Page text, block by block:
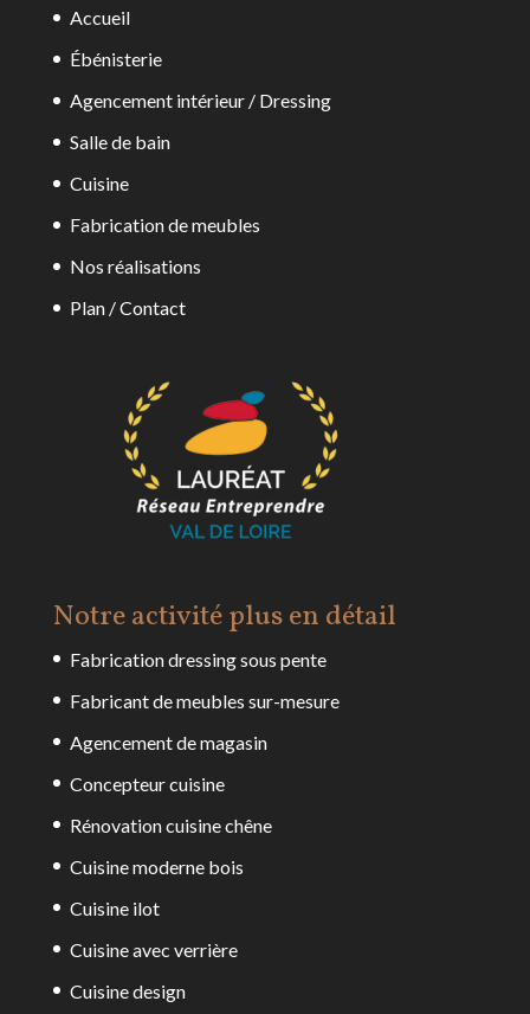
Accueil
Ébénisterie
Agencement intérieur / Dressing
Salle de bain
Cuisine
Fabrication de meubles
Nos réalisations
Plan / Contact
Notre activité plus en détail
Fabrication dressing sous pente
Fabricant de meubles sur-mesure
Agencement de magasin
Concepteur cuisine
Rénovation cuisine chêne
Cuisine moderne bois
Cuisine ilot
Cuisine avec verrière
Cuisine design